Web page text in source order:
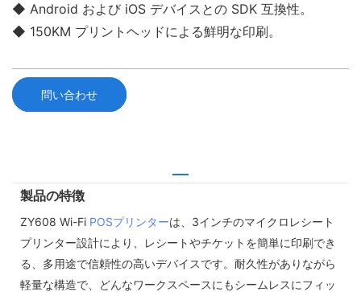
◆ Android および iOS デバイスとの SDK 互換性。
◆ 150KM プリントヘッドによる鮮明な印刷。
問い合わせ
製品の特徴
ZY608 Wi-Fi POSプリンターは、3インチのマイクロレシート
プリンター設計により、レシートやチケットを簡単に印刷でき
る、多用途で信頼性の高いデバイスです。耐久性がありながら
軽量な構造で、どんなワークスペースにもシームレスにフィッ